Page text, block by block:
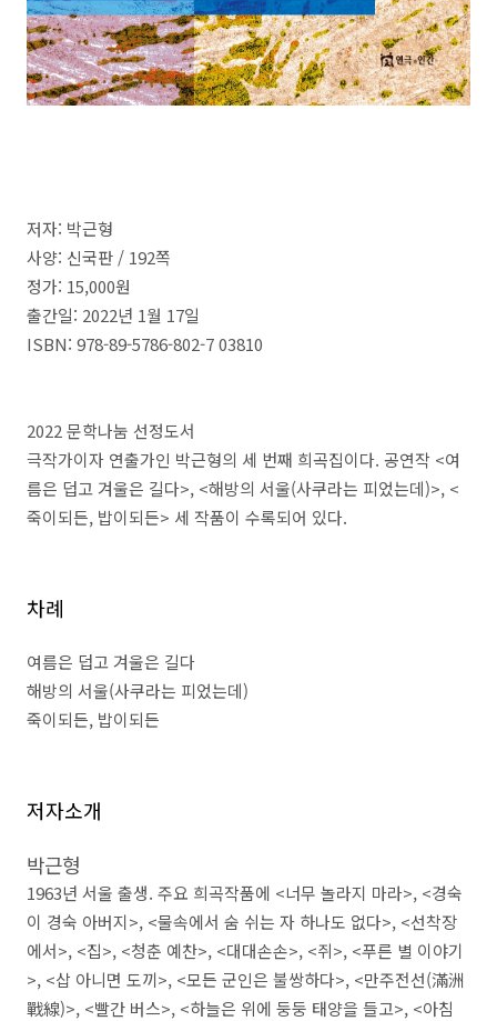
저자: 박근형
사양: 신국판 / 192쪽
정가: 15,000원
출간일: 2022년 1월 17일
ISBN: 978-89-5786-802-7 03810
2022 문학나눔 선정도서
극작가이자 연출가인 박근형의 세 번째 희곡집이다. 공연작 <여
름은 덥고 겨울은 길다>, <해방의 서울(사쿠라는 피었는데)>, <
죽이되든, 밥이되든> 세 작품이 수록되어 있다.
차례
여름은 덥고 겨울은 길다
해방의 서울(사쿠라는 피었는데)
죽이되든, 밥이되든
저자소개
박근형
1963년 서울 출생. 주요 희곡작품에 <너무 놀라지 마라>, <경숙
이 경숙 아버지>, <물속에서 숨 쉬는 자 하나도 없다>, <선착장
에서>, <집>, <청춘 예찬>, <대대손손>, <쥐>, <푸른 별 이야기
>, <삽 아니면 도끼>, <모든 군인은 불쌍하다>, <만주전선(滿洲
戰線)>, <빨간 버스>, <하늘은 위에 둥둥 태양을 들고>, <아침